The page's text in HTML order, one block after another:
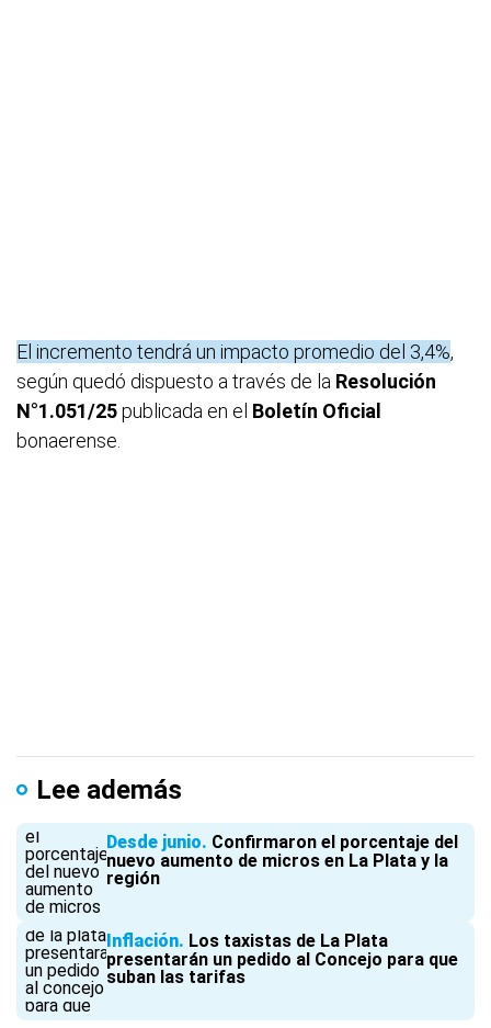
El incremento tendrá un impacto promedio del 3,4%,
según quedó dispuesto a través de la Resolución
N°1.051/25publicada en el Boletín Oficial
bonaerense.
Lee además
Desde junio Confirmaron el porcentaje del
nuevo aumento de micros en La Plata y la
región
Inflación Los taxistas de La Plata
presentarán un pedido al Concejo para que
suban las tarifas